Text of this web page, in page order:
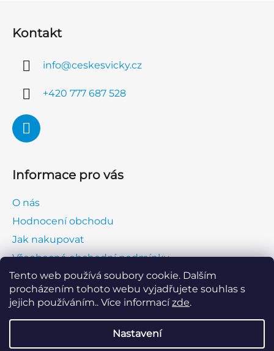
Tento web používá soubory cookie. Dalším
procházením tohoto webu vyjadřujete souhlas s
jejich používáním.. Více informacízde.
Nastavení
Kontakt
info@ceskesvicky.cz
+420 777 687 528
Informace pro vás
O nás
Hodnocení obchodu
Jak nakupovat
Všeobecné obchodní podmínky
Ochrana osobních údajů (GDPR)
Napište nám